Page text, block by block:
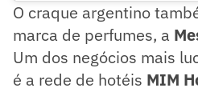
O craque argentino
marca de perfumes, a
Um dos negócios mais
é a rede de hotéis MIM